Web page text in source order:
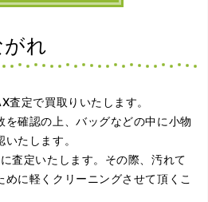
がれ
査定で買取りいたします。
を確認の上、バッグなどの中に小物
たします。
査定いたします。その際、汚れて
に軽くクリーニングさせて頂くこ